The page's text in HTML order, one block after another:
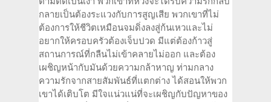
กลายเป็นต้องระแวงกับการสูญเสีย พวกเขาที่ไม่
ต้องการให้ชีวิตเหมือนจมดิ่งลงสู่ก้นเหวและไม่
อยากให้ครอบครัวต้องเจ็บปวด มีแต่ต้องก้าวสู่
สถานการณ์ที่กลืนไม่เข้าคลายไม่ออก และต้อง
เผชิญหน้ากับมันด้วยความกล้าหาญ ท่ามกลาง
ความรักจากสายสัมพันธ์ที่แตกต่าง ได้สอนให้พวก
เขาได้เติบโต มีใจแน่วแน่ที่จะเผชิญกับปัญหาของ